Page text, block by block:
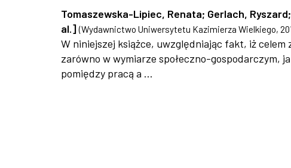
Tomaszewska-Lipiec, Renata; Gerlach, Ryszard;
al.] (Wydawnictwo Uniwersytetu Kazimierza Wielkiego,
W niniejszej książce, uwzględniając fakt, iż
zarówno w wymiarze społeczno-gospodarczym,
pomiędzy pracą a ...